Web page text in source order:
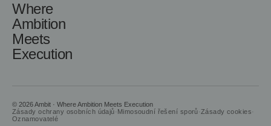
Where
Ambition
Meets
Execution
© 2026 Ambit · Where Ambition Meets Execution
Zásady ochrany osobních údajů· Mimosoudní řešení sporů· Zásady cookies·
Oznamovatelé